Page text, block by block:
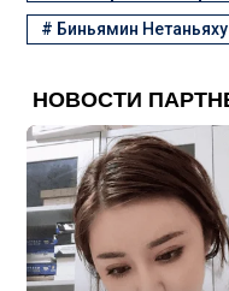
# Биньямин Нетаньяху